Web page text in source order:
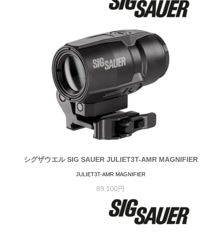
シグザウエル SIG SAUER JULIET3T-AMR MAGNIFIER
JULIET3T-AMR MAGNIFIER
89,100円